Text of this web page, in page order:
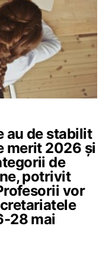
au de stabilit
merit 2026 și
de
potrivit
vor
28 mai